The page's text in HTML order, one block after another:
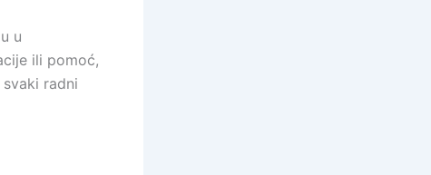
u
ili pomoć,
radni